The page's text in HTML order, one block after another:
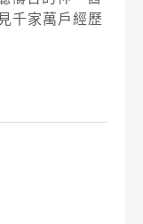
千家萬戶經歷